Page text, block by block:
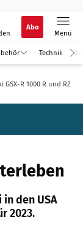
Abo
Menü
Technik
GSX-R 1000 R und RZ
den USA
2023.